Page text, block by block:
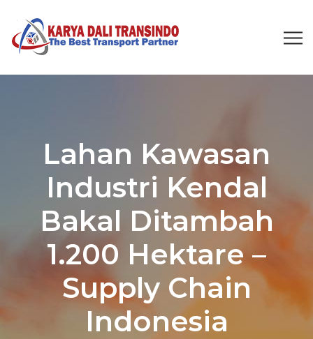
Lahan Kawasan
Industri Kendal
Bakal Ditambah
1.200 Hektare –
Supply Chain
Indonesia